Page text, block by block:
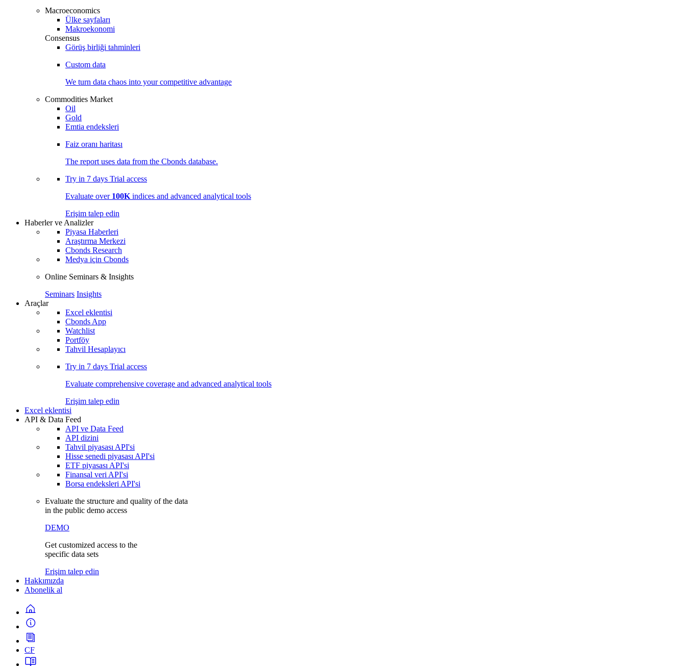
Macroeconomics
Ülke sayfaları
Makroekonomi
Consensus
Görüş birliği tahminleri
Custom data
We turn data chaos into your competitive advantage
Commodities Market
Oil
Gold
Emtia endeksleri
Faiz oranı haritası
The report uses data from the Cbonds database.
Try in 7 days Trial access
Evaluate over 100K indices and advanced analytical tools
Erişim talep edin
Haberler ve Analizler
Piyasa Haberleri
Araştırma Merkezi
Cbonds Research
Medya için Cbonds
Online Seminars & Insights
Seminars Insights
Araçlar
Excel eklentisi
Cbonds App
Watchlist
Portföy
Tahvil Hesaplayıcı
Try in 7 days Trial access
Evaluate comprehensive coverage and advanced analytical tools
Erişim talep edin
Excel eklentisi
API & Data Feed
API ve Data Feed
API dizini
Tahvil piyasası API'si
Hisse senedi piyasası API'si
ETF piyasası API'si
Finansal veri API'si
Borsa endeksleri API'si
Evaluate the structure and quality of the data
in the public demo access
DEMO
Get customized access to the
specific data sets
Erişim talep edin
Hakkımızda
Abonelik al
CF